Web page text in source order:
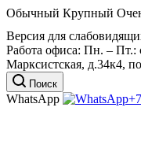
Обычный Крупный
Версия для
Работа офиса: Пн. – Пт.:
Марксистская, д.34к4,
Поиск
WhatsApp